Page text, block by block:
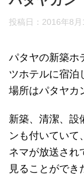
投稿日：2016年8月
パタヤの新築ホ
ツホテルに宿泊
場所はパタヤカ
新築、清潔、設
ンも付いていて
ネマが放送され
見ることができ